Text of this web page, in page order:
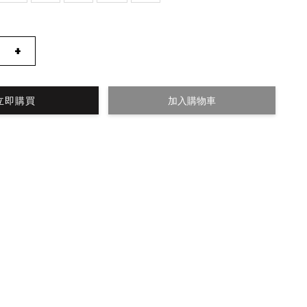
+
即購買 加入購物車